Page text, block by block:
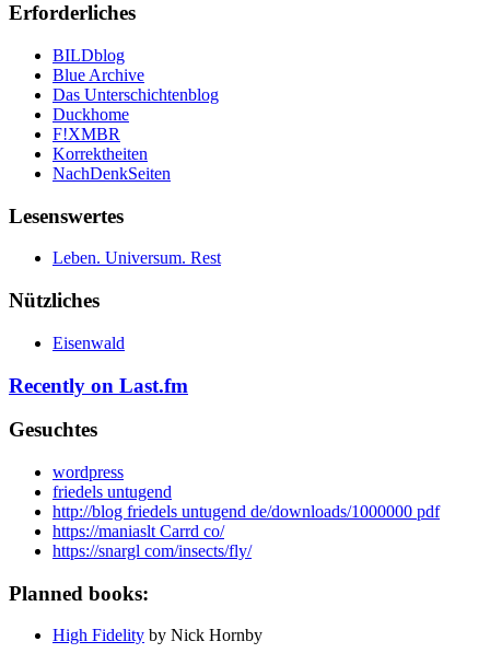
Erforderliches
BILDblog
Blue Archive
Das Unterschichtenblog
Duckhome
F!XMBR
Korrektheiten
NachDenkSeiten
Lesenswertes
Leben. Universum. Rest
Nützliches
Eisenwald
Recently on Last.fm
Gesuchtes
wordpress
friedels untugend
http://blog friedels untugend de/downloads/1000000 pdf
https://maniaslt Carrd co/
https://snargl com/insects/fly/
Planned books:
High Fidelity by Nick Hornby